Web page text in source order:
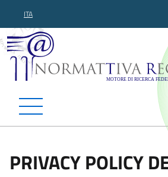
ITA
Normattiva
PRIVACY POLICY